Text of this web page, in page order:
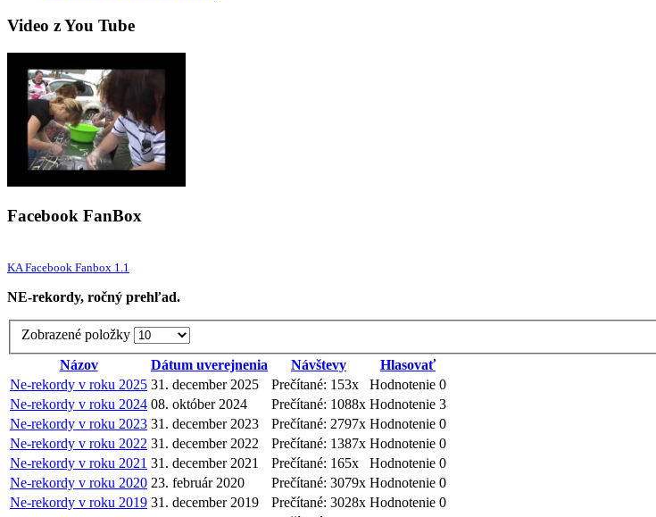
Video z You Tube
Facebook FanBox
KA Facebook Fanbox 1.1
NE-rekordy, ročný prehľad.
Zobrazené položky
Názov
Dátum uverejnenia Návštevy
Hlasovať
Ne-rekordy v roku 2025 31. december 2025 Prečítané: 153x
Hodnotenie 0
Ne-rekordy v roku 2024 08. október 2024 Prečítané: 1088x Hodnotenie 3
Ne-rekordy v roku 2023 31. december 2023 Prečítané: 2797x Hodnotenie 0
Ne-rekordy v roku 2022 31. december 2022 Prečítané: 1387x Hodnotenie 0
Ne-rekordy v roku 2021 31. december 2021 Prečítané: 165x
Hodnotenie 0
Ne-rekordy v roku 2020 23. február 2020 Prečítané: 3079x Hodnotenie 0
Ne-rekordy v roku 2019 31. december 2019 Prečítané: 3028x Hodnotenie 0